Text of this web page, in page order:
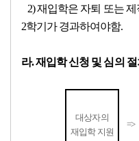
2)재입학은 자퇴 또는
2학기가 경과하여야함.
라. 재입학 신청 및 심의
대상자의
재입학 지원
=>